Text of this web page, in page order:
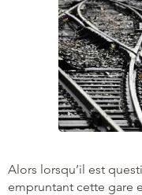
Alors lorsqu’il est
empruntant cette gare